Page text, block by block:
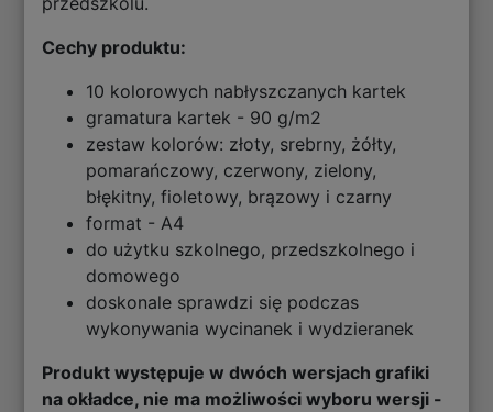
Cechy produktu:
10 kolorowych nabłyszczanych kartek
gramatura kartek - 90 g/m2
zestaw kolorów: złoty, srebrny, żółty,
pomarańczowy, czerwony, zielony,
błękitny, fioletowy, brązowy i czarny
format - A4
do użytku szkolnego, przedszkolnego i
domowego
doskonale sprawdzi się podczas
wykonywania wycinanek i wydzieranek
Produkt występuje w dwóch wersjach grafiki
na okładce, nie ma możliwości wyboru wersji -